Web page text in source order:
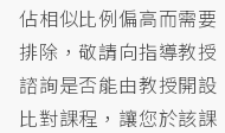
佔相似比例偏高而需要
排除，敬請向指導教授
諮詢是否能由教授開設
比對課程，讓您於該課